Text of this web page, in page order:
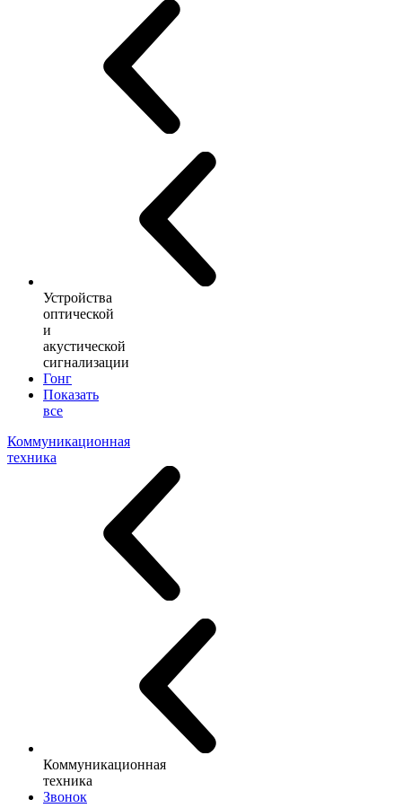
Устройства
оптической
и
акустической
сигнализации
Гонг
Показать
все
Коммуникационная
техника
Коммуникационная
техника
Звонок